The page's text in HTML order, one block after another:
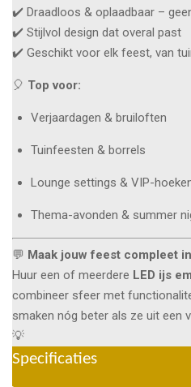
✔️ Draadloos & oplaadbaar –
✔️ Stijlvol design dat overal past
✔️ Geschikt voor elk feest, van
🎈 Top voor:
Verjaardagen & bruiloften
Tuinfeesten & borrels
Lounge settings & VIP-
Thema-avonden & summer
💬 Maak jouw feest compleet
Huur een of meerdere LED ijs
combineer sfeer met
smaken nóg beter als ze uit een
💡
Specificaties